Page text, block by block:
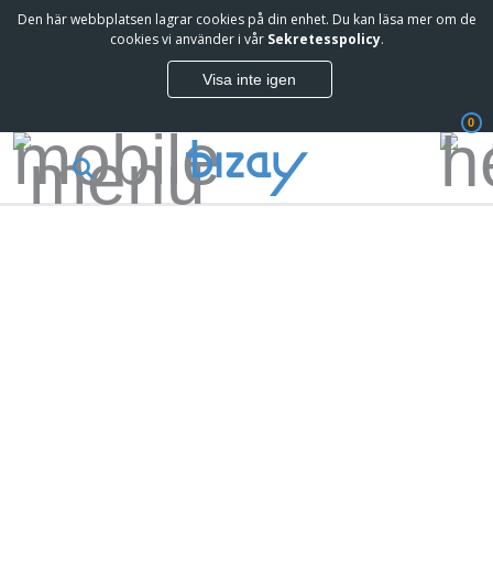
Den här webbplatsen lagrar cookies på din enhet. Du kan läsa mer om de
cookies vi använder i vår Sekretesspolicy.
Visa inte igen
0